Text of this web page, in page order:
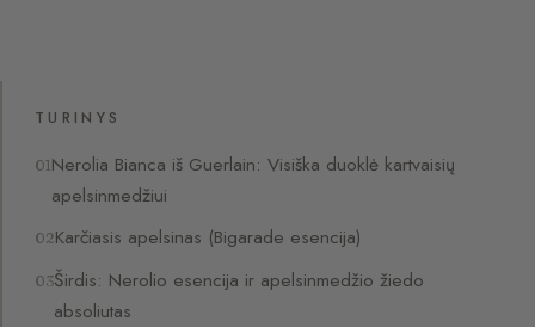
TURINYS
Nerolia Bianca iš Guerlain: Visiška duoklė kartvaisių
apelsinmedžiui
Karčiasis apelsinas (Bigarade esencija)
Širdis: Nerolio esencija ir apelsinmedžio žiedo
absoliutas